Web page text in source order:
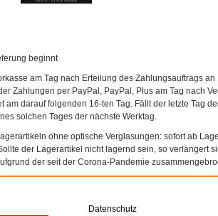
beginnt
am Tag nach Erteilung des Zahlungsauftrags an
Zahlungen per PayPal, PayPal, Plus am Tag nach
am darauf folgenden 16-ten Tag. Fällt der letzte Tag
solchen Tages der nächste Werktag.
ohne optische Verglasungen: sofort ab
der Lagerartikel nicht lagernd sein, so
der seit der Corona-Pandemie
Datenschutz